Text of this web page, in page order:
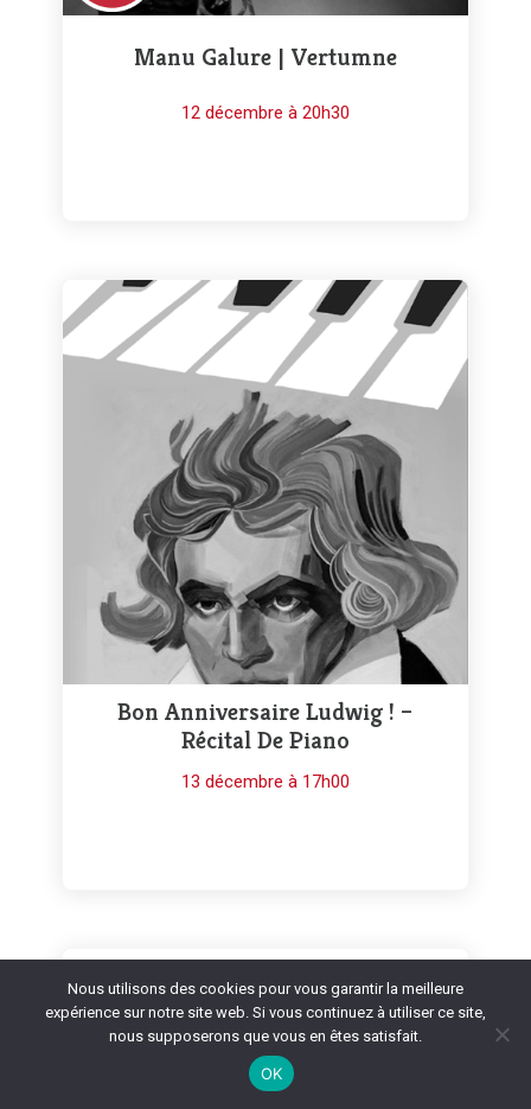
Manu Galure | Vertumne
12 décembre à 20h30
Bon Anniversaire Ludwig ! –
Récital De Piano
13 décembre à 17h00
Nous utilisons des cookies pour vous garantir la meilleure
expérience sur notre site web. Si vous continuez à utiliser ce site,
nous supposerons que vous en êtes satisfait.
OK